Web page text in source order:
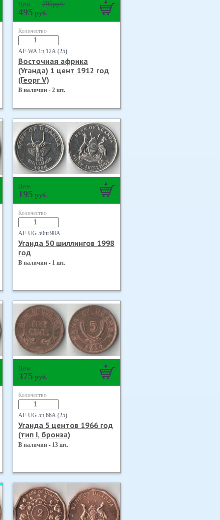
Цена 795руб.
495 руб.
Количество
AF-WA 1ц 12А (25)
Восточная африка
(Уганда) 1 цент 1912 год
(Георг V)
В наличии - 2 шт.
Цена
195 руб.
Количество
AF-UG 50ш 98А
Уганда 50 шиллингов 1998
год
В наличии - 1 шт.
Цена
375 руб.
Количество
AF-UG 5ц 66А (25)
Уганда 5 центов 1966 год
(тип I, бронза)
В наличии - 13 шт.